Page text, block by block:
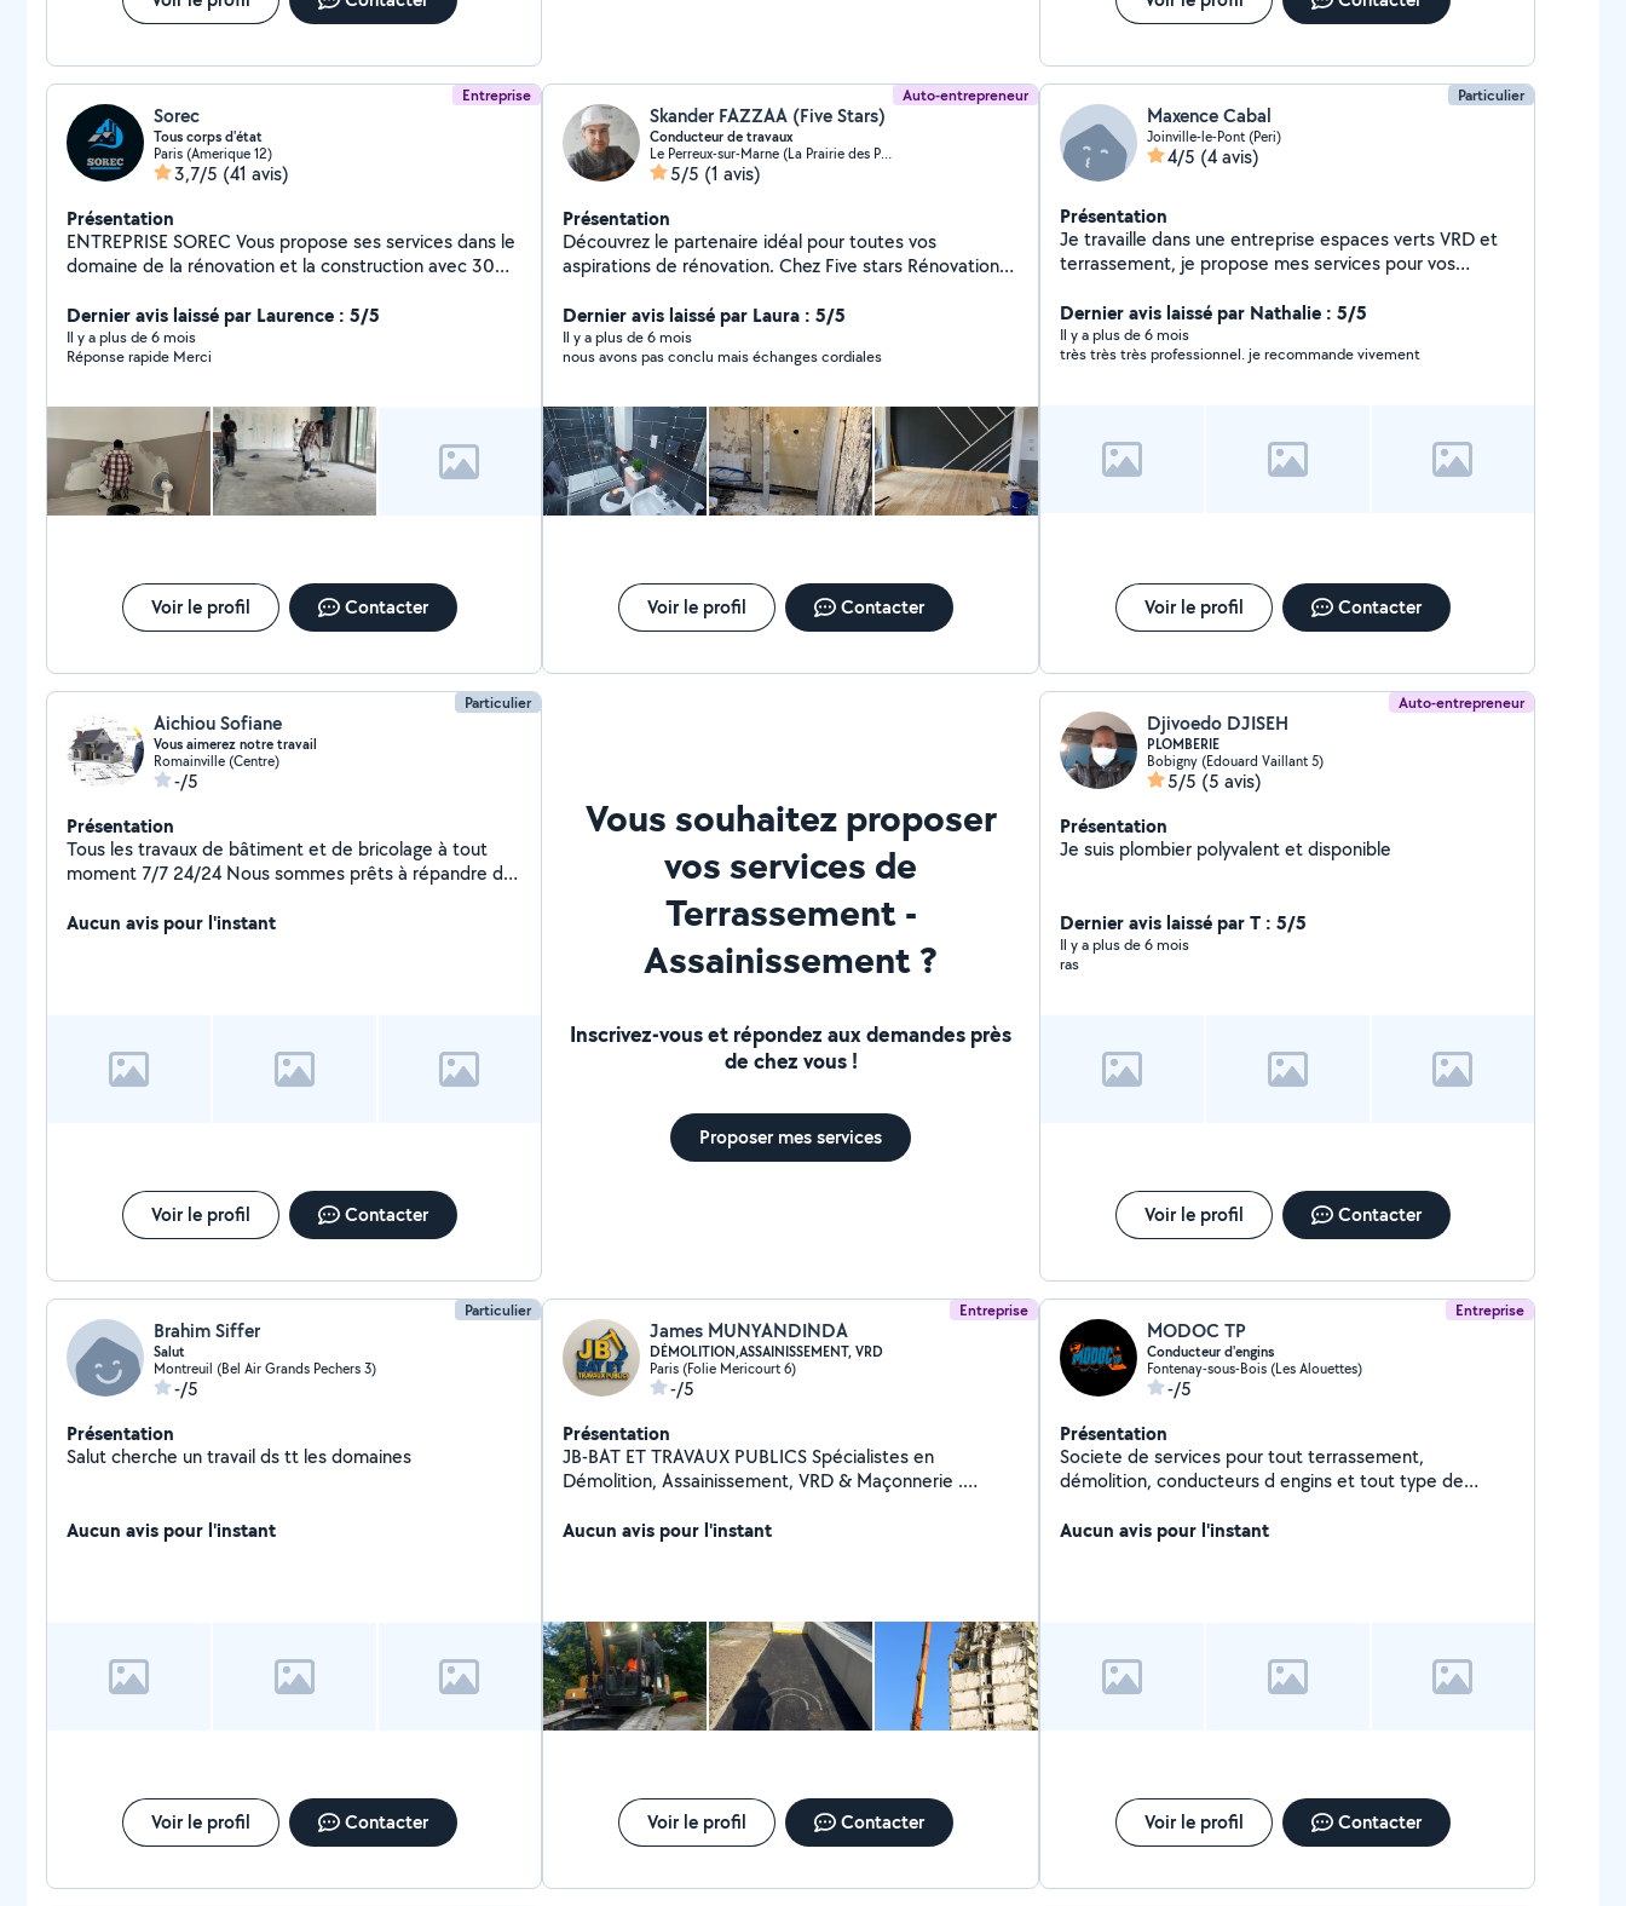
Entreprise
Sorec
Tous corps d'état
Paris (Amerique 12)
3,7/5 (41 avis)
Présentation
ENTREPRISE SOREC Vous propose ses services dans le
domaine de la rénovation et la construction avec 30
Déplacements île de France PEINTURE * Acrylique,
Glycero, Mat, Satiné, etc. * Mur plafond boiserie
(Menuiserie : Porte, fenêtres, garage, escalier, plinthes,
Reprise des fissures +(toile fiss net) * Rebouchage des
trous * Enduits de ratissage (Lissage) * Enduits
décoratifs (industriel, effet béton ciré , tadelakt..etc.) *
Ponçage sans poussière. = POSE DE REVETEMENTS
SOL ET MUR : * Fibre de verre * Faïence (Carrelage) *
Laine de verre, laine de roche, laine de bois,
polystyrène * Isolation des combles, aménagement
des combles = PLACO : * Cloisons, doublages,
, standard * Pose d'huisserie / Menuiseri
Dernier avis laissé par Laurence : 5/5
Il y a plus de 6 mois
Réponse rapide Merci
Voir le profil Contacter
Auto-entrepreneur
Skander FAZZAA (Five Stars)
Conducteur de travaux
Le Perreux-sur-Marne (La Prairie des Presles)
5/5 (1 avis)
Présentation
Découvrez le partenaire idéal pour toutes vos
aspirations de rénovation. Chez Five stars Rénovation
ordinaires en lieux extraordinaires. Que vous rêviez de
rafraîchir vos murs avec une touche de peinture
artistique, De la plomberie aux câblages électriques,
du détail inégalé. Notre équipe polyvalente de
professionnels passionnés est prête à donner vie à vos
projets. Faites le premier pas vers une transformation
mémorable en nous contactant aujourd'hui. Votre rêve
de maison parfaite est à portée de main, avec Five
Dernier avis laissé par Laura : 5/5
Il y a plus de 6 mois
nous avons pas conclu mais échanges cordiales
Voir le profil Contacter
Particulier
Maxence Cabal
Joinville-le-Pont (Peri)
4/5 (4 avis)
Présentation
Je travaille dans une entreprise espaces verts VRD et
terrassement, je propose mes services pour vos
extérieurs
Dernier avis laissé par Nathalie : 5/5
Il y a plus de 6 mois
très très très professionnel. je recommande vivement
Voir le profil Contacter
Particulier
Aichiou Sofiane
Vous aimerez notre travail
Romainville (Centre)
-/5
Présentation
Tous les travaux de bâtiment et de bricolage à tout
moment 7/7 24/24 Nous sommes prêts à répandre de
préparés pour chaque travail en détail Travail acharné,
Aucun avis pour l'instant
Voir le profil Contacter
Vous souhaitez proposer
vos services de
Terrassement -
Assainissement ?
Inscrivez-vous et répondez aux demandes près
de chez vous !
Proposer mes services
Auto-entrepreneur
Djivoedo DJISEH
PLOMBERIE
Bobigny (Edouard Vaillant 5)
5/5 (5 avis)
Présentation
Je suis plombier polyvalent et disponible
Dernier avis laissé par T : 5/5
Il y a plus de 6 mois
ras
Voir le profil Contacter
Particulier
Brahim Siffer
Salut
Montreuil (Bel Air Grands Pechers 3)
-/5
Présentation
Salut cherche un travail ds tt les domaines
Aucun avis pour l'instant
Voir le profil Contacter
Entreprise
James MUNYANDINDA
DÉMOLITION,ASSAINISSEMENT, VRD
Paris (Folie Mericourt 6)
-/5
Présentation
JB-BAT ET TRAVAUX PUBLICS Spécialistes en
Démolition, Assainissement, VRD & Maçonnerie .
Assainissement (réseaux, évacuation, etc.) - VRD
7j/7 (selon demande). - Équipe expérimentée & travail
soigné. Contactez-nous dès maintenant pour un devis
gratuit !*
Aucun avis pour l'instant
Voir le profil Contacter
Entreprise
MODOC TP
Conducteur d'engins
Fontenay-sous-Bois (Les Alouettes)
-/5
Présentation
Societe de services pour tout terrassement,
démolition, conducteurs d engins et tout type de
Aucun avis pour l'instant
Voir le profil Contacter